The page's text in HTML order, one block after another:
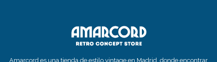
Amarcord es una tienda de estilo vintage en Madrid, donde encontrar